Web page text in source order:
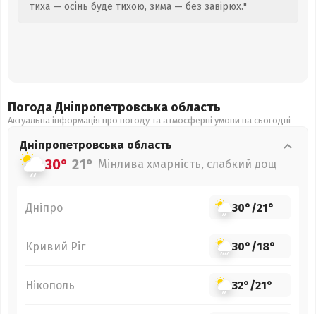
тиха — осінь буде тихою, зима — без завірюх."
Погода Дніпропетровська область
Актуальна інформація про погоду та атмосферні умови на сьогодні
Дніпропетровська область
30° 21° Мінлива хмарність, слабкий дощ
Дніпро 30°/21°
Кривий Ріг 30°/18°
Нікополь 32°/21°